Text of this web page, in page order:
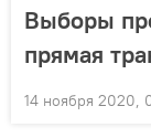
Выборы
прямая
14 ноября 2020,